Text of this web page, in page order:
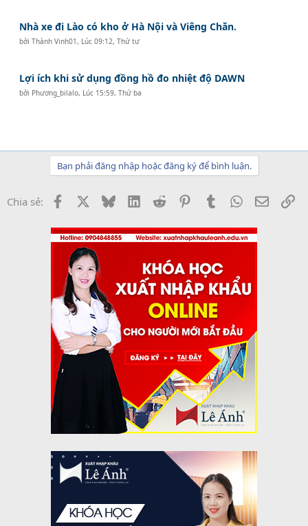
Nhà xe đi Lào có kho ở Hà Nội và Viêng Chăn.
bởiThành Vinh01, Lúc 09:12, Thứ tư
Lợi ích khi sử dụng đồng hồ đo nhiệt độ DAWN
bởi Phương_bilalo, Lúc 15:59, Thứ ba
Bạn phải đăng nhập hoặc đăng ký để bình luận.
Chia sẻ: Facebook BlueskyLinkedInReddit PinterestTumblrWhatsApp
Email